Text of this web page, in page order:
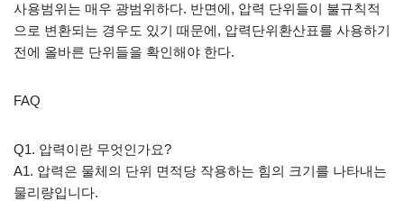
사용범위는 매우 광범위하다. 반면에, 압력 단위들이 불규칙적
으로 변환되는 경우도 있기 때문에, 압력단위환산표를 사용하기
전에 올바른 단위들을 확인해야 한다.
FAQ
Q1. 압력이란 무엇인가요?
A1. 압력은 물체의 단위 면적당 작용하는 힘의 크기를 나타내는
물리량입니다.